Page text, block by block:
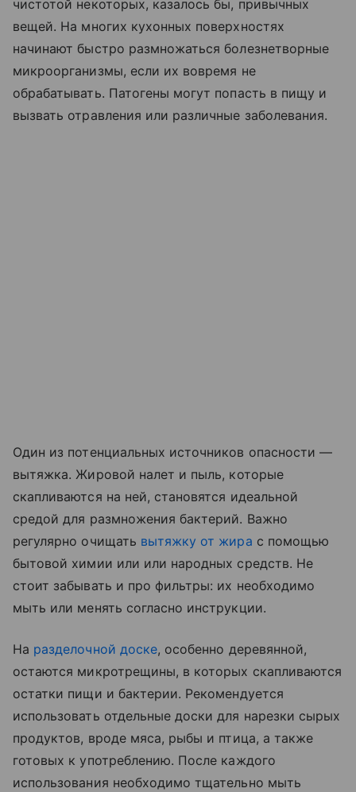
чистотой некоторых, казалось бы, привычных
вещей. На многих кухонных поверхностях
начинают быстро размножаться болезнетворные
микроорганизмы, если их вовремя не
обрабатывать. Патогены могут попасть в пищу и
вызвать отравления или различные заболевания.
Один из потенциальных источников опасности —
вытяжка. Жировой налет и пыль, которые
скапливаются на ней, становятся идеальной
средой для размножения бактерий. Важно
регулярно очищать вытяжку от жира с помощью
бытовой химии или или народных средств. Не
стоит забывать и про фильтры: их необходимо
мыть или менять согласно инструкции.
На разделочной доске, особенно деревянной,
остаются микротрещины, в которых скапливаются
остатки пищи и бактерии. Рекомендуется
использовать отдельные доски для нарезки сырых
продуктов, вроде мяса, рыбы и птица, а также
готовых к употреблению. После каждого
использования необходимо тщательно мыть